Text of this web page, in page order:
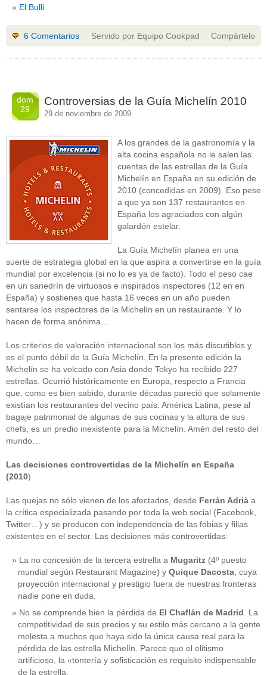
El Bulli
Servido por Equipo Cookpad
6 Comentarios Compártelo
dom
29
Controversias de la Guía Michelín 2010
29 de noviembre de 2009
A los grandes de la gastronomía y la
alta cocina española no le salen las
cuentas de las estrellas de la Guía
Michelín en España en su edición de
2010 (concedidas en 2009). Eso pese
a que ya son 137 restaurantes en
España los agraciados con algún
galardón estelar.
La Guía Michelín planea en una
suerte de estrategia global en la que aspira a convertirse en la guía
mundial por excelencia (si no lo es ya de facto). Todo el peso cae
en un sanedrín de virtuosos e inspirados inspectores (12 en en
España) y sostienes que hasta 16 veces en un año pueden
sentarse los inspectores de la Michelín en un restaurante. Y lo
hacen de forma anónima…
Los criterios de valoración internacional son los más discutibles y
es el punto débil de la Guía Michelín. En la presente edición la
Michelín se ha volcado con Asia donde Tokyo ha recibido 227
estrellas. Ocurrió históricamente en Europa, respecto a Francia
que, como es bien sabido, durante décadas pareció que solamente
existían los restaurantes del vecino país. América Latina, pese al
bagaje patrimonial de algunas de sus cocinas y la altura de sus
chefs, es un predio inexistente para la Michelín. Amén del resto del
mundo…
Las decisiones controvertidas de la Michelín en España
(2010)
Las quejas no sólo vienen de los afectados, desde Ferrán Adrià a
la crítica especializada pasando por toda la web social (Facebook,
Twitter…) y se producen con independencia de las fobias y filias
existentes en el sector. Las decisiones más controvertidas:
La no concesión de la tercera estrella a Mugaritz (4º puesto
mundial según Restaurant Magazine) y Quique Dacosta, cuya
proyección internacional y prestigio fuera de nuestras fronteras
nadie pone en duda.
No se comprende bien la pérdida de El Chaflán de Madrid. La
competitividad de sus precios y su estilo más cercano a la gente
molesta a muchos que haya sido la única causa real para la
pérdida de las estrella Michelín. Parece que el elitismo
artificioso, la «tontería y sofisticación es requisito indispensable
de la estrella.